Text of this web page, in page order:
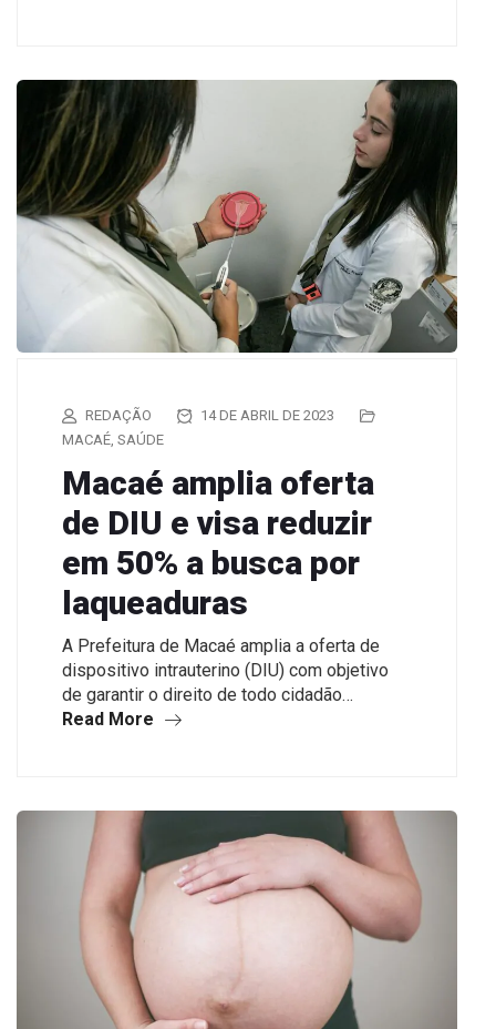
REDAÇÃO
14 DE ABRIL DE 2023
MACAÉ, SAÚDE
Macaé amplia oferta
de DIU e visa reduzir
em 50% a busca por
laqueaduras
A Prefeitura de Macaé amplia a oferta de
dispositivo intrauterino (DIU) com objetivo
de garantir o direito de todo cidadão…
Read More